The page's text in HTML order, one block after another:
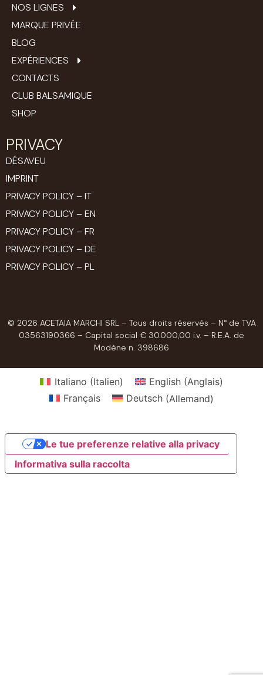
NOS LIGNES
MARQUE PRIVÉE
BLOG
EXPÉRIENCES
CONTACTS
CLUB BALSAMIQUE
SHOP
PRIVACY
DÉSAVEU
IMPRINT
PRIVACY POLICY – IT
PRIVACY POLICY – EN
PRIVACY POLICY – FR
PRIVACY POLICY – DE
PRIVACY POLICY – PL
© 2026 ACETAIA MARCHI SRL – Tous droits réservés – N° de TVA
03563190366 – Capital social € 30.000,00 i.v. – R.E.A. de
Modène n. 398686
Italiano (Italien) English(Anglais)
Français
Deutsch (Allemand)
Informativa sulla raccolta
Le tue preferenze relative alla privacy